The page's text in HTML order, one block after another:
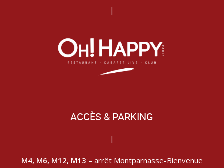
|
ACCÈS & PARKING
|
M4, M6, M12, M13 – arrêt Montparnasse-Bienvenue